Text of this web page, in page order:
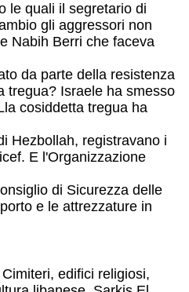
le quali il segretario di
gli aggressori non
Nabih Berri che faceva
da parte della resistenza
tregua? Israele ha smesso
cosiddetta tregua ha
Hezbollah, registravano i
E l'Organizzazione
di Sicurezza delle
e le attrezzature in
edifici religiosi,